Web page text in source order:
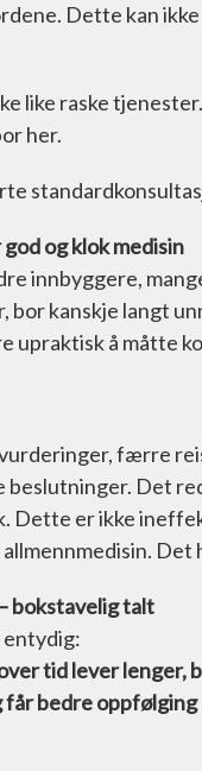
Dette kan
like raske
her.
og klok medisin
innbyggere,
bor kanskje langt
upraktisk å måtte
færre
Det
Dette er ikke
Det
bokstavelig talt
entydig:
tid lever lenger,
bedre oppfølging